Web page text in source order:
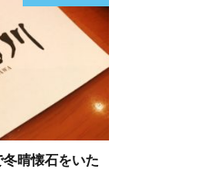
晴懐石をいた